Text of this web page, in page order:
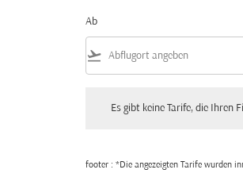
Ab
flight_takeoff
Es gibt keine Tarife, die Ihren
footer : *Die angezeigten Tarife wurden